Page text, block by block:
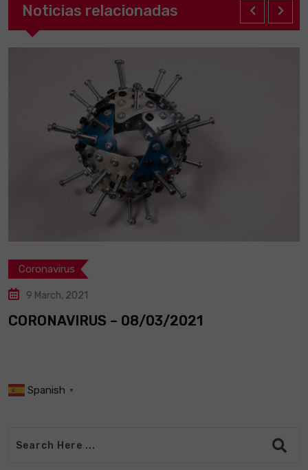
Noticias relacionadas
Coronavirus
9 March, 2021
CORONAVIRUS – 08/03/2021
Spanish ▼